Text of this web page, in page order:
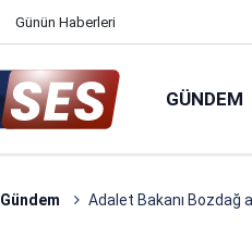
Günün Haberleri
GÜNDEM
Gündem Adalet Bakanı Bozdağ